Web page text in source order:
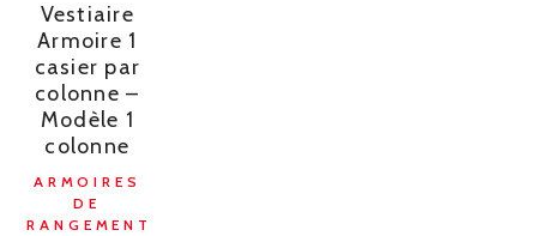
Vestiaire
Armoire 1
casier par
colonne –
Modèle 1
colonne
ARMOIRES
DE
RANGEMENT